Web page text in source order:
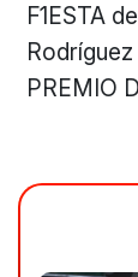
F1ESTA
PREMIO